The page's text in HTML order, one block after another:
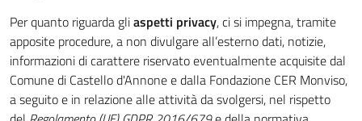
Per quanto riguarda gliaspetti privacy, ci si impegna, tramite
apposite procedure, a non divulgare all’esterno dati, notizie,
informazioni di carattere riservato eventualmente acquisite dal
Comune di Castello d'Annone e dalla Fondazione CER Monviso,
a seguito e in relazione alle attività da svolgersi, nel rispetto